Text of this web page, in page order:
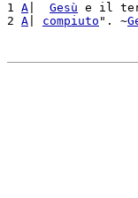
1 A Gesù e il
2 A compiuto ". ~